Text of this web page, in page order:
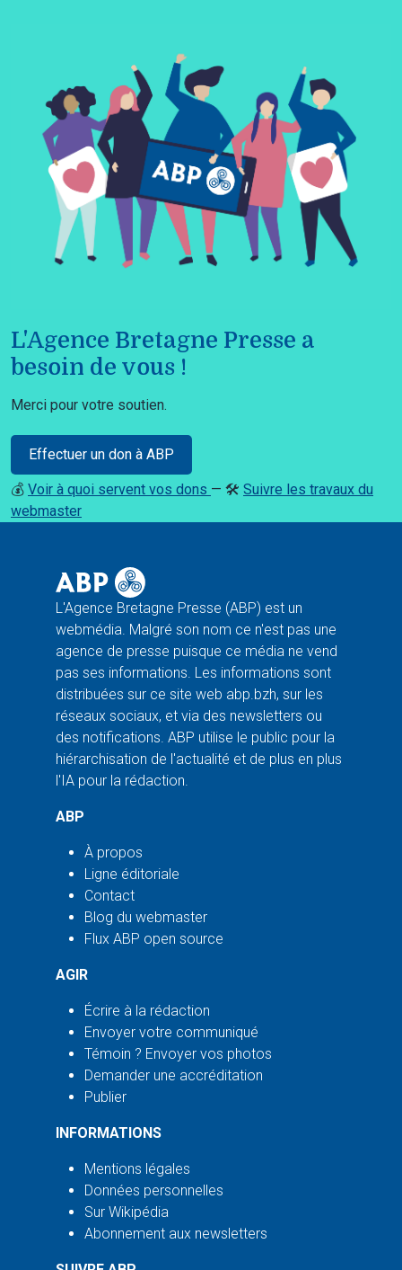
L'Agence Bretagne Presse a
besoin de vous !
Merci pour votre soutien.
Effectuer un don à ABP
💰 Voir à quoi servent vos dons — 🛠️ Suivre les travaux du
webmaster
L'Agence Bretagne Presse (ABP) est un
webmédia. Malgré son nom ce n'est pas une
agence de presse puisque ce média ne vend
pas ses informations. Les informations sont
distribuées sur ce site web abp.bzh, sur les
réseaux sociaux, et via des newsletters ou
des notifications. ABP utilise le public pour la
hiérarchisation de l'actualité et de plus en plus
l'IA pour la rédaction.
ABP
À propos
Ligne éditoriale
Contact
Blog du webmaster
Flux ABP open source
AGIR
Écrire à la rédaction
Envoyer votre communiqué
Témoin ? Envoyer vos photos
Demander une accréditation
Publier
INFORMATIONS
Mentions légales
Données personnelles
Sur Wikipédia
Abonnement aux newsletters